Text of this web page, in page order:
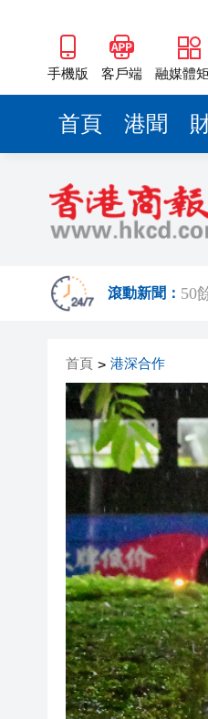
手機版 客戶端 融媒體
首頁 港聞
滾動新聞：
梁
黎
騰
海
山
瀋
黎
騰
50
海
梁
山
首頁 > 港深合作